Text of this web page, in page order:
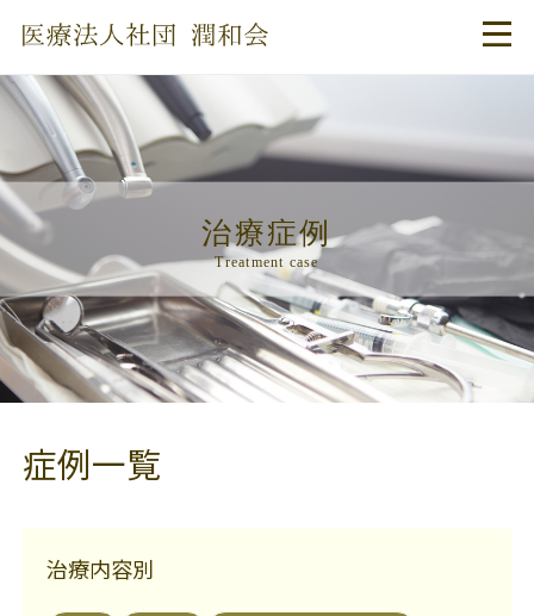
治療症例
Treatment case
症例一覧
治療内容別